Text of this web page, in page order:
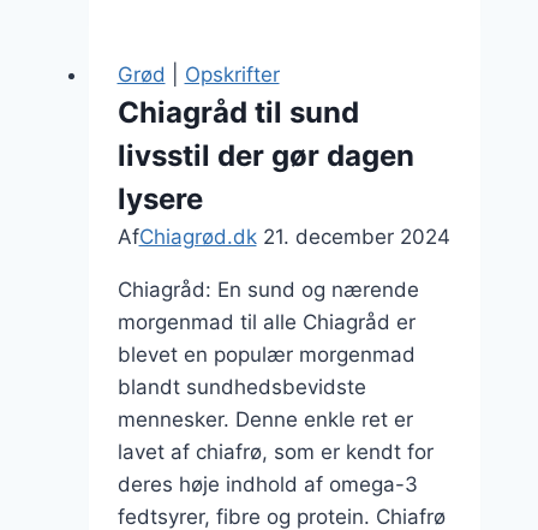
Sundt
valg
uden
kompromis
Grød Opskrifter
Chiagråd til sund
livsstil der gør dagen
lysere
AfChiagrød.dk 21. december 2024
Chiagråd: En sund og nærende
morgenmad til alle Chiagråd er
blevet en populær morgenmad
blandt sundhedsbevidste
mennesker. Denne enkle ret er
lavet af chiafrø, som er kendt for
deres høje indhold af omega-3
fedtsyrer, fibre og protein. Chiafrø